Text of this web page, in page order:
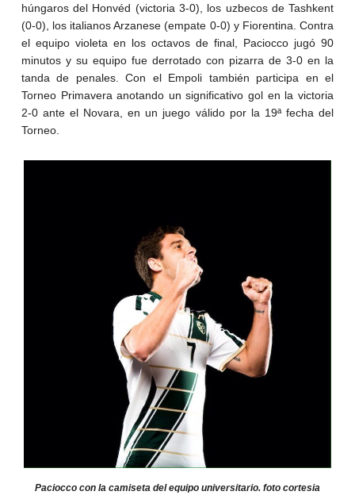
húngaros del Honvéd (victoria 3-0), los uzbecos de Tashkent
(0-0), los italianos Arzanese (empate 0-0) y Fiorentina. Contra
el equipo violeta en los octavos de final, Paciocco jugó 90
minutos y su equipo fue derrotado con pizarra de 3-0 en la
tanda de penales. Con el Empoli también participa en el
Torneo Primavera anotando un significativo gol en la victoria
2-0 ante el Novara, en un juego válido por la 19ª fecha del
Torneo.
Paciocco con la camiseta del equipo universitario. foto cortesia